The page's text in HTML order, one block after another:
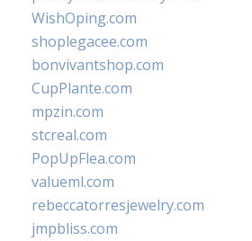
WishOping.com
shoplegacee.com
bonvivantshop.com
CupPlante.com
mpzin.com
stcreal.com
PopUpFlea.com
valueml.com
rebeccatorresjewelry.com
jmpbliss.com